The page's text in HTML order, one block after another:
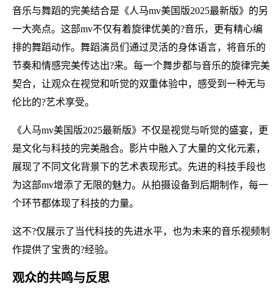
音乐与舞蹈的完美结合是《人马mv美国版2025最新版》的另
一大亮点。这部mv不仅有着旋律优美的?音乐，更有精心编
排的舞蹈动作。舞蹈演员们通过灵活的身体语言，将音乐的
节奏和情感完美传达出?来。每一个舞步都与音乐的旋律完美
契合，让观众在视觉和听觉的双重体验中，感受到一种无与
伦比的?艺术享受。
《人马mv美国版2025最新版》不仅是视觉与听觉的盛宴，更
是文化与科技的完美融合。影片中融入了大量的文化元素，
展现了不同文化背景下的艺术表现形式。先进的科技手段也
为这部mv增添了无限的魅力。从拍摄设备到后期制作，每一
个环节都体现了科技的力量。
这不?仅展示了当代科技的先进水平，也为未来的音乐视频制
作提供了宝贵的?经验。
观众的共鸣与反思